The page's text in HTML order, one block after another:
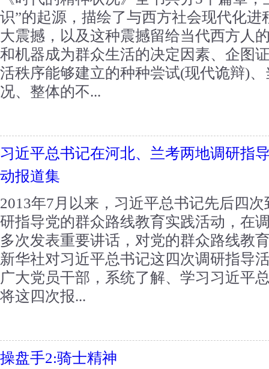
识”的起源，描绘了与西方社会现代化
大震撼，以及这种震撼留给当代西方人
和机器成为群众生活的决定因素、企图
活秩序能够建立的种种尝试(现代诡辩)
况、整体的不...
习近平总书记在河北、兰考两地调研指
动报道集
2013年7月以来，习近平总书记先后四
研指导党的群众路线教育实践活动，在
多次发表重要讲话，对党的群众路线教
新华社对习近平总书记这四次调研指导
广大党员干部，系统了解、学习习近平
将这四次报...
操盘手2:骑士精神